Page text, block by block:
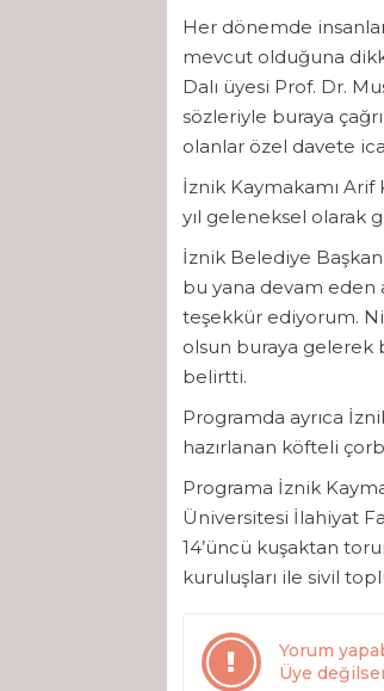
Her dönemde
mevcut olduğuna
Dalı üyesi Prof. Dr.
sözleriyle buraya
olanlar özel davete
İznik Kaymakamı
yıl geleneksel olarak
İznik Belediye Başkan
bu yana devam eden
teşekkür ediyorum.
olsun buraya gelerek
belirtti.
Programda ayrıca
hazırlanan köfteli
Programa İznik
Üniversitesi İlahiyat
14’üncü kuşaktan
kuruluşları ile sivil
Yorum
Üye